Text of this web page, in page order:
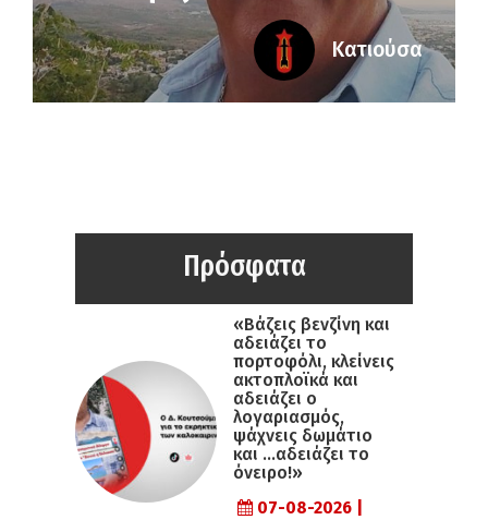
Κατιούσα
Πρόσφατα
«Βάζεις βενζίνη και
αδειάζει το
πορτοφόλι, κλείνεις
ακτοπλοϊκά και
αδειάζει ο
λογαριασμός,
ψάχνεις δωμάτιο
και …αδειάζει το
όνειρο!»
07-08-2026 |